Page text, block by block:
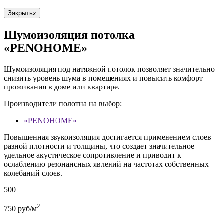
Закрытьx
Шумоизоляция потолка
«PENOHOME»
Шумоизоляция под натяжной потолок позволяет значительно
снизить уровень шума в помещениях и повысить комфорт
проживания в доме или квартире.
Производители полотна на выбор:
«PENOHOME»
Повышенная звукоизоляция достигается применением слоев
разной плотности и толщины, что создает значительное
удельное акустическое сопротивление и приводит к
ослаблению резонансных явлений на частотах собственных
колебаний слоев.
500
750 руб/м2